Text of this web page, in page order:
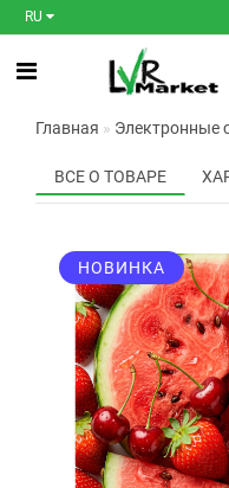
RU
Главная Электронные
ВСЕ О ТОВАРЕ
НОВИНКА